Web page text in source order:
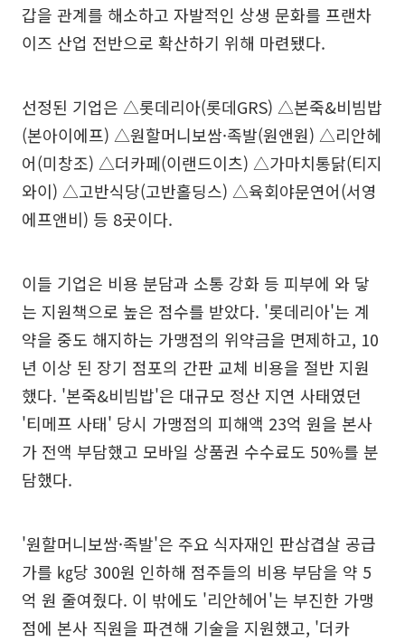
갑을 관계를 해소하고 자발적인 상생 문화를 프랜차
이즈 산업 전반으로 확산하기 위해 마련됐다.
선정된 기업은 △롯데리아(롯데GRS) △본죽&비빔밥
(본아이에프) △원할머니보쌈·족발(원앤원) △리안헤
어(미창조) △더카페(이랜드이츠) △가마치통닭(티지
와이) △고반식당(고반홀딩스) △육회야문연어(서영
에프앤비) 등 8곳이다.
이들 기업은 비용 분담과 소통 강화 등 피부에 와 닿
는 지원책으로 높은 점수를 받았다. '롯데리아'는 계
약을 중도 해지하는 가맹점의 위약금을 면제하고, 10
년 이상 된 장기 점포의 간판 교체 비용을 절반 지원
했다. '본죽&비빔밥'은 대규모 정산 지연 사태였던
'티메프 사태' 당시 가맹점의 피해액 23억 원을 본사
가 전액 부담했고 모바일 상품권 수수료도 50%를 분
담했다.
'원할머니보쌈·족발'은 주요 식자재인 판삼겹살 공급
가를 ㎏당 300원 인하해 점주들의 비용 부담을 약 5
억 원 줄여줬다. 이 밖에도 '리안헤어'는 부진한 가맹
점에 본사 직원을 파견해 기술을 지원했고, '더카